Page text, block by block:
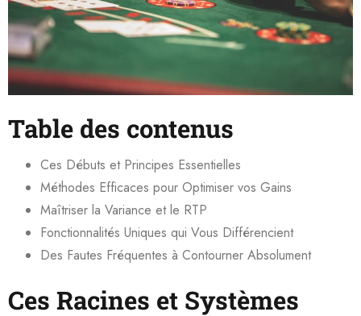
Table des contenus
Ces Débuts et Principes Essentielles
Méthodes Efficaces pour Optimiser vos Gains
Maîtriser la Variance et le RTP
Fonctionnalités Uniques qui Vous Différencient
Des Fautes Fréquentes à Contourner Absolument
Ces Racines et Systèmes